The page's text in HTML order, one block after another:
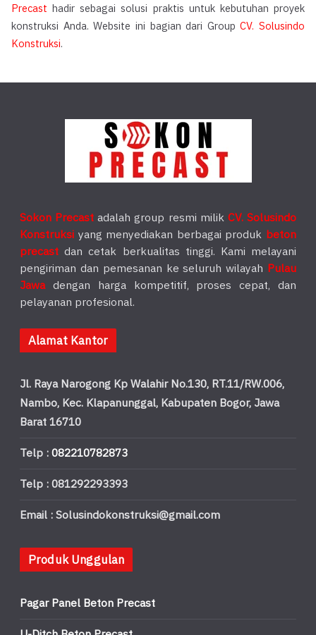
Precast hadir sebagai solusi praktis untuk kebutuhan proyek
konstruksi Anda. Website ini bagian dari GroupCV. Solusindo
Konstruksi.
Sokon Precast adalah group resmi milik CV. Solusindo
Konstruksi yang menyediakan berbagai produk beton
precast dan cetak berkualitas tinggi. Kami melayani
pengiriman dan pemesanan ke seluruh wilayah Pulau
Jawadengan harga kompetitif, proses cepat, dan
pelayanan profesional.
Alamat Kantor
Jl. Raya Narogong Kp Walahir No.130, RT.11/RW.006,
Nambo, Kec. Klapanunggal, Kabupaten Bogor, Jawa
Barat 16710
Telp :082210782873
Telp : 081292293393
Email : Solusindokonstruksi@gmail.com
Produk Unggulan
Pagar Panel Beton Precast